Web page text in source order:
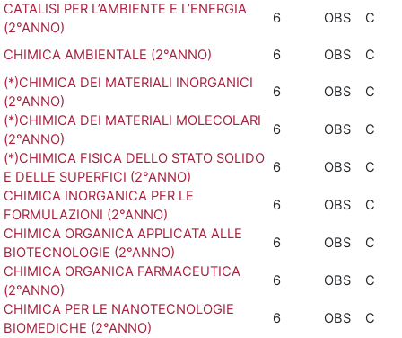
CATALISI PER L’AMBIENTE E L’ENERGIA
(2°ANNO)
6 OBS C
CHIMICA AMBIENTALE (2°ANNO) 6 OBS
C
(*)CHIMICA DEI MATERIALI INORGANICI
(2°ANNO)
6 OBS
C
(*)CHIMICA DEI MATERIALI MOLECOLARI
(2°ANNO)
6 OBS
C
(*)CHIMICA FISICA DELLO STATO SOLIDO
E DELLE SUPERFICI (2°ANNO)
6 OBS
C
CHIMICA INORGANICA PER LE
FORMULAZIONI (2°ANNO)
6 OBS
C
CHIMICA ORGANICA APPLICATA ALLE
BIOTECNOLOGIE (2°ANNO)
6 OBS
C
CHIMICA ORGANICA FARMACEUTICA
(2°ANNO)
6 OBS
C
CHIMICA PER LE NANOTECNOLOGIE
BIOMEDICHE (2°ANNO)
6 OBS C